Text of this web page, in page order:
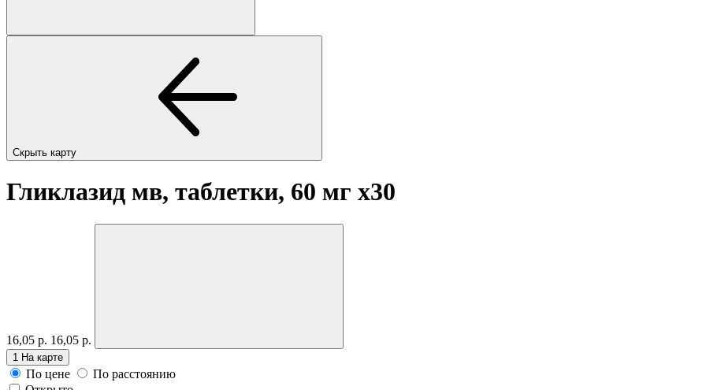
Скрыть карту
Гликлазид мв, таблетки, 60 мг x30
16,05 р. 16,05 р.
1 На карте
По цене
По расстоянию